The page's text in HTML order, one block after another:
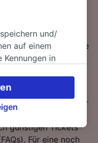
ans Ziel.
von Berlin nach
buchen. Nutzen Sie
Seite, um die
günstigsten Tarife
Informationen zur
Sie mehr zu
günstigen Tickets
Für eine noch
und/
auf einem
Kennungen in
berechtigtem
der